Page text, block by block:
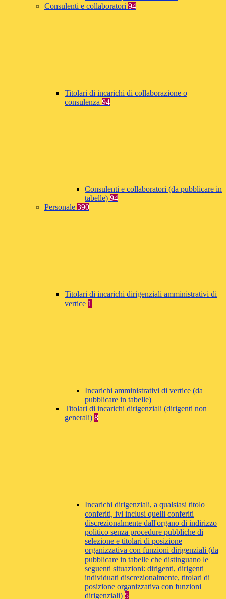
Consulenti e collaboratori 94
Titolari di incarichi di collaborazione o
consulenza 94
Consulenti e collaboratori (da pubblicare in
tabelle) 94
Personale 390
Titolari di incarichi dirigenziali amministrativi di
vertice 1
Incarichi amministrativi di vertice (da
pubblicare in tabelle)
Titolari di incarichi dirigenziali (dirigenti non
generali) 8
Incarichi dirigenziali, a qualsiasi titolo
conferiti, ivi inclusi quelli conferiti
discrezionalmente dall'organo di indirizzo
politico senza procedure pubbliche di
selezione e titolari di posizione
organizzativa con funzioni dirigenziali (da
pubblicare in tabelle che distinguano le
seguenti situazioni: dirigenti, dirigenti
individuati discrezionalmente, titolari di
posizione organizzativa con funzioni
dirigenziali) 5